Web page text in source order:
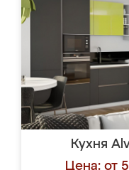
Кухня
Цена: от